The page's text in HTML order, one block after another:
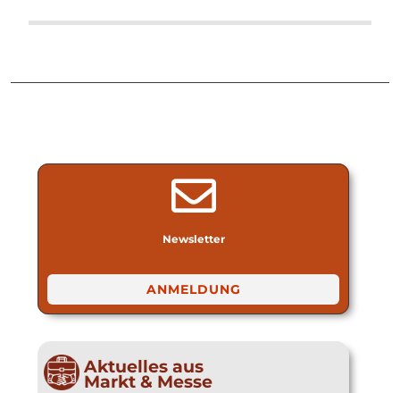
Newsletter
ANMELDUNG
Aktuelles aus
Markt & Messe